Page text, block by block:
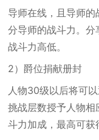
导师在线，且导师
分导师的战斗力。
战斗力高低。
2）爵位捐献册封
人物30级以后将可
挑战层数授予人物
斗力加成，最高可获